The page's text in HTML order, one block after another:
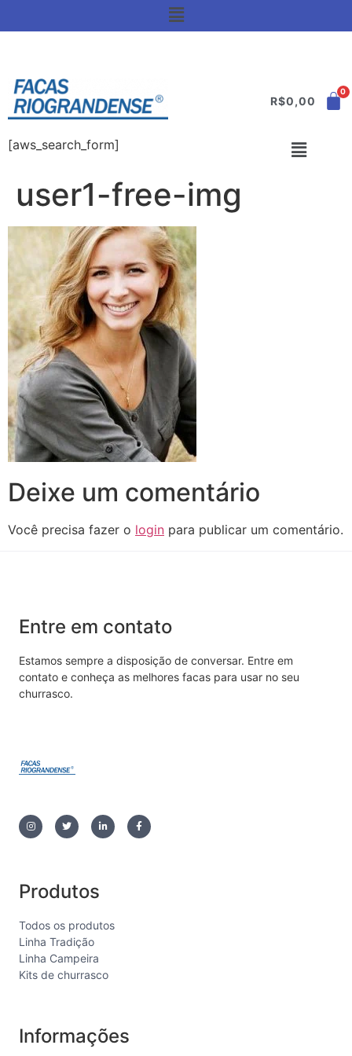
R$0,00
[aws_search_form]
user1-free-img
Deixe um comentário
Você precisa fazer o login para publicar um comentário.
Entre em contato
Estamos sempre a disposição de conversar. Entre em
contato e conheça as melhores facas para usar no seu
churrasco.
Produtos
Todos os produtos
Linha Tradição
Linha Campeira
Kits de churrasco
Informações